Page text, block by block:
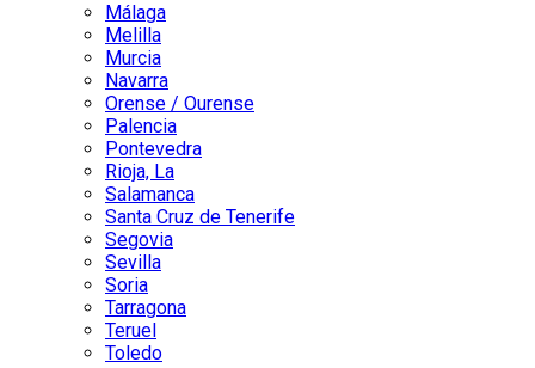
Málaga
Melilla
Murcia
Navarra
Orense / Ourense
Palencia
Pontevedra
Rioja, La
Salamanca
Santa Cruz de Tenerife
Segovia
Sevilla
Soria
Tarragona
Teruel
Toledo